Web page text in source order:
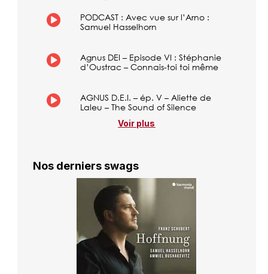
PODCAST : Avec vue sur l’Arno :
Samuel Hasselhorn
Agnus DEI – Episode VI : Stéphanie
d’Oustrac – Connais-toi toi même
AGNUS D.E.I. – ép. V – Aliette de
Laleu – The Sound of Silence
Voir plus
Nos derniers swags